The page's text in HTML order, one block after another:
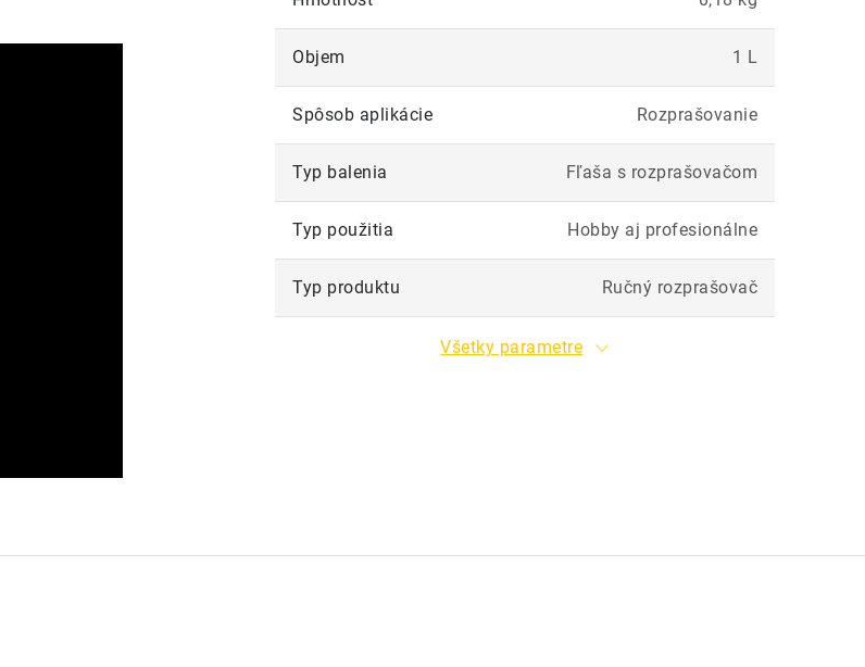
Objem 1 L
Spôsob aplikácie Rozprašovanie
Typ balenia Fľaša s rozprašovačom
Typ použitia Hobby aj profesionálne
Typ produktu Ručný rozprašovač
Všetky parametre